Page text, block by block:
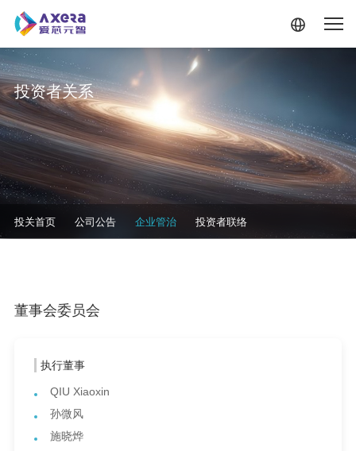
投资者关系
投关首页 公司公告 企业管治 投资者联络
董事会委员会
执行董事
QIU Xiaoxin
孙微风
施晓烨